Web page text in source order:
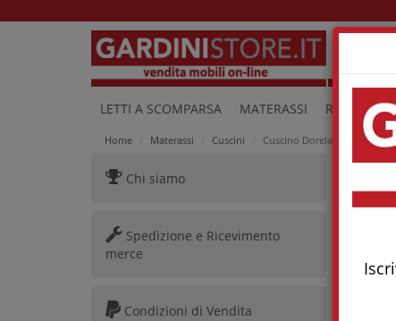
LETTI A SCOMPARSA MATERASSI RETI E LETTI
Home Materassi Cuscini Cuscino Dorelan
Chi siamo
Spedizione e Ricevimento
merce
Condizioni di Vendita